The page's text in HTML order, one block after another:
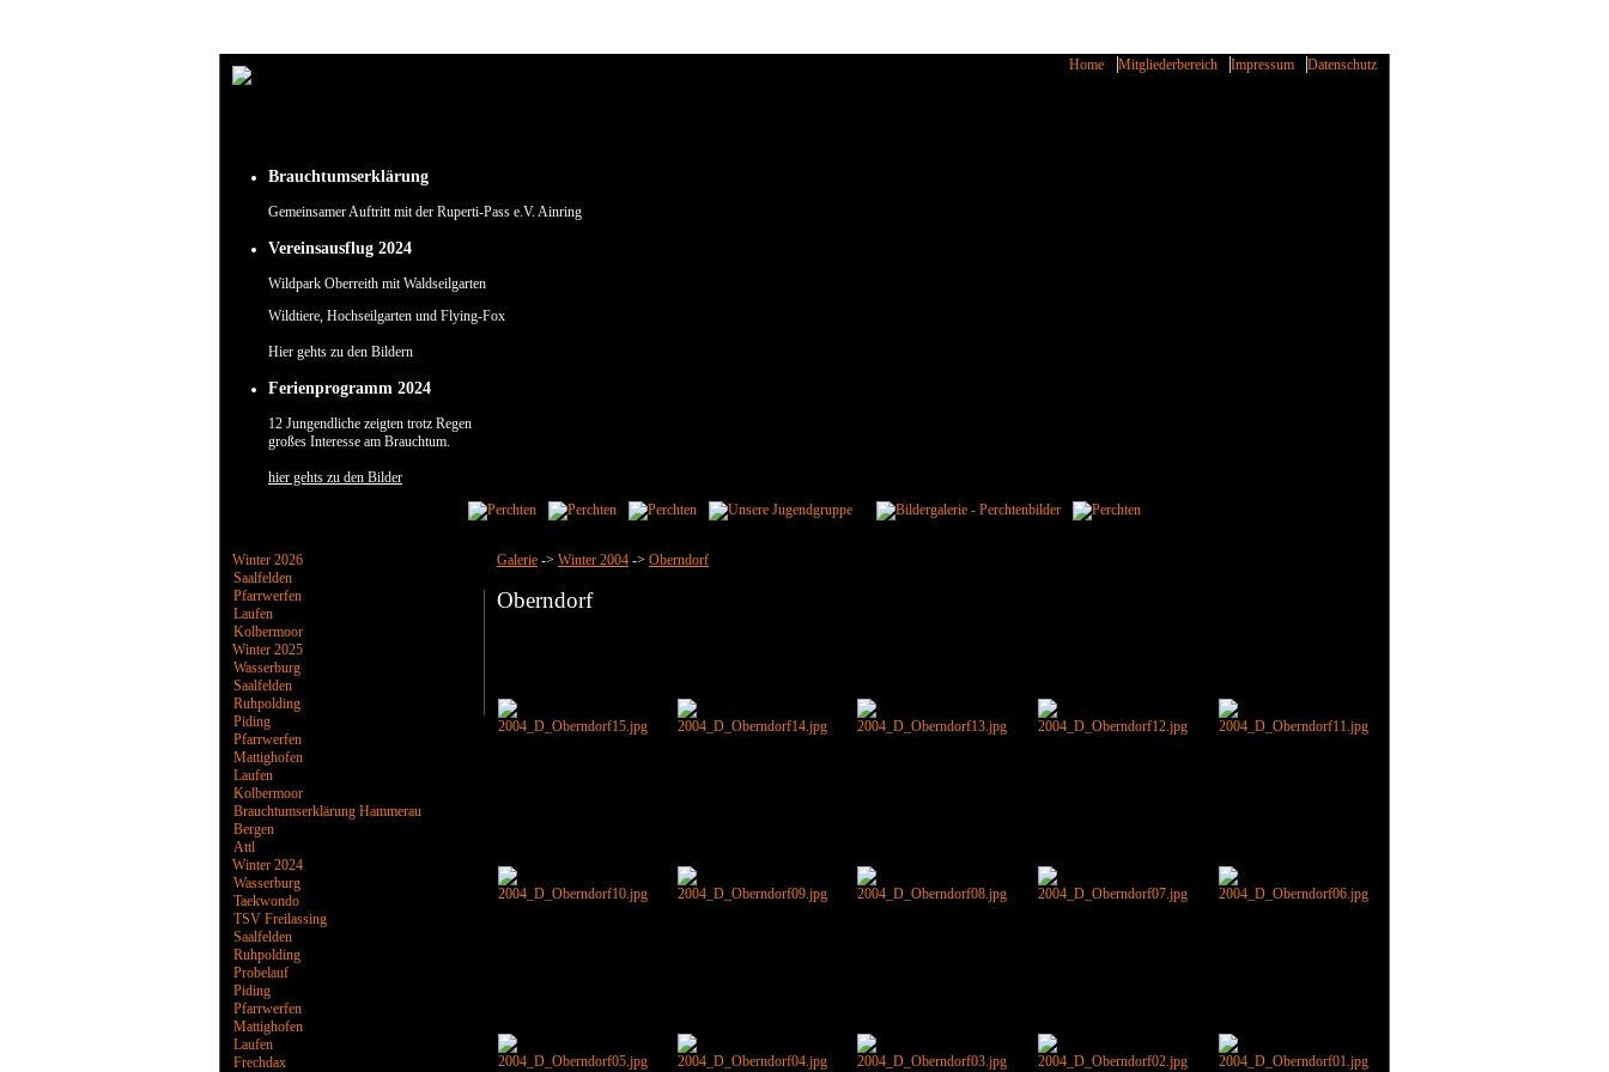
Home
Mitgliederbereich Impressum Datenschutz
Brauchtumserklärung
Gemeinsamer Auftritt mit der Ruperti-Pass e.V. Ainring
Vereinsausflug 2024
Wildpark Oberreith mit Waldseilgarten
Wildtiere, Hochseilgarten und Flying-Fox
Hier gehts zu den Bildern
Ferienprogramm 2024
12 Jungendliche zeigten trotz Regen
großes Interesse am Brauchtum.
hier gehts zu den Bilder
Winter 2026
Saalfelden
Pfarrwerfen
Laufen
Kolbermoor
Winter 2025
Wasserburg
Saalfelden
Ruhpolding
Piding
Pfarrwerfen
Mattighofen
Laufen
Kolbermoor
Brauchtumserklärung Hammerau
Bergen
Attl
Winter 2024
Wasserburg
Taekwondo
TSV Freilassing
Saalfelden
Ruhpolding
Probelauf
Piding
Pfarrwerfen
Mattighofen
Laufen
Frechdax
Galerie -> Winter 2004 -> Oberndorf
Oberndorf